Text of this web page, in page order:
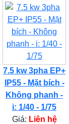
7.5 kw 3pha EP+
IP55 - Mặt bích -
Không phanh -
i: 1/40 - 1/75
Giá: Liên hệ